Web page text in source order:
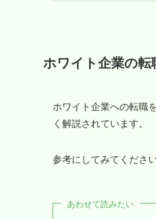
ホワイト企業の転
ホワイト企業への転職
く解説されています。
参考にしてみてください
あわせて読みたい